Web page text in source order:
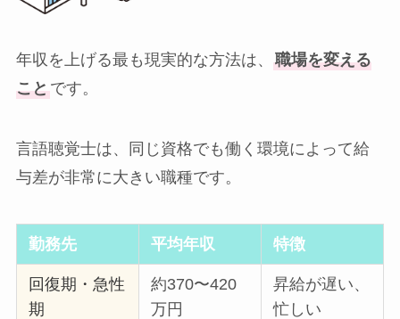
年収を上げる最も現実的な方法は、 職場を変える
ことです。
言語聴覚士は、同じ資格でも働く環境によって給
与差が非常に大きい職種です。
勤務先 平均年収 特徴
回復期・急性
期
約370〜420
万円
昇給が遅い、
忙しい